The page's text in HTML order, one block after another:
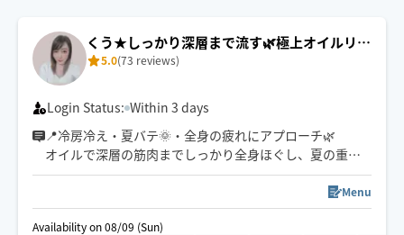
くう★しっかり深層まで流す🌿極上オイルリン
パ5.0(73 reviews)
Login Status: Within 3 days
📍冷房冷え・夏バテ🌞・全身の疲れにアプローチ🌿
オイルで深層の筋肉までしっかり全身ほぐし、夏の重だ
るいお身体を芯からリセットいたします。極上のヘッド
ケアも得意です！お好みの圧で丁寧に施術いたします。
全身からヘッドまでしっかり流させていただきます✨
Menu
Availability on 08/09 (Sun)